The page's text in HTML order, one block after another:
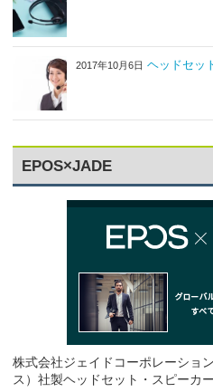
2017年10月6日 ヘッドセッ
EPOS×JADE
株式会社ジェイドコーポレーショ
ス）社製ヘッドセット・スピーカ